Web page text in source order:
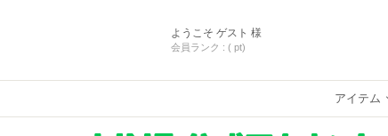
ようこそ ゲスト 様
会員ランク : ( pt)
アイテム